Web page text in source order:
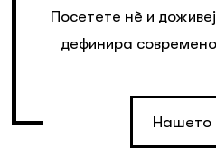
Нашето
Посетете нè и
дефинира